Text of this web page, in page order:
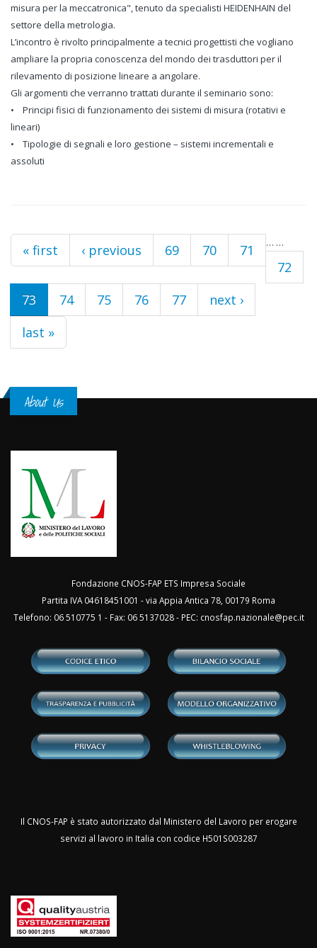
misura per la meccatronica", tenuto da specialisti HEIDENHAIN del
settore della metrologia.
L’incontro è rivolto principalmente a tecnici progettisti che vogliano
ampliare la propria conoscenza del mondo dei trasduttori per il
rilevamento di posizione lineare a angolare.
Gli argomenti che verranno trattati durante il seminario sono:
• Principi fisici di funzionamento dei sistemi di misura (rotativi e
lineari)
• Tipologie di segnali e loro gestione – sistemi incrementali e
assoluti
Pages
« first ‹ previous …
69 70
71
72
73
74 75 76 77
…
next ›
last »
About Us
Fondazione CNOS-FAP ETS Impresa Sociale
Partita IVA 04618451001 - via Appia Antica 78, 00179 Roma
Telefono: 06 510775 1 - Fax: 06 5137028 - PEC: cnosfap.nazionale@pec.it
Il CNOS-FAP è stato autorizzato dal Ministero del Lavoro per erogare
servizi al lavoro in Italia con codice H501S003287